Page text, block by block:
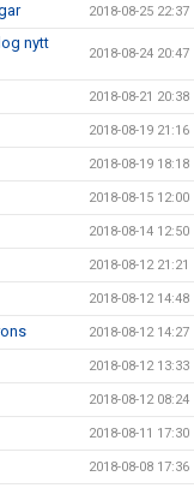
2018-08-25 22:37
nytt
2018-08-24 20:47
2018-08-21 20:38
2018-08-19 21:16
2018-08-19 18:18
2018-08-15 12:00
2018-08-14 12:50
2018-08-12 21:21
2018-08-12 14:48
2018-08-12 14:27
2018-08-12 13:33
2018-08-12 08:24
2018-08-11 17:30
2018-08-08 17:36